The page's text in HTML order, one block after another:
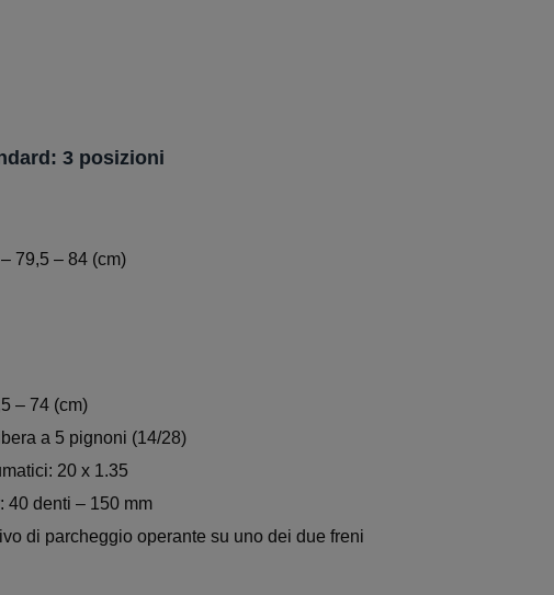
3 posizioni
79,5 – 84 (cm)
– 74 (cm)
a 5 pignoni (14/28)
20 x 1.35
40 denti – 150 mm
di parcheggio operante su uno dei due freni